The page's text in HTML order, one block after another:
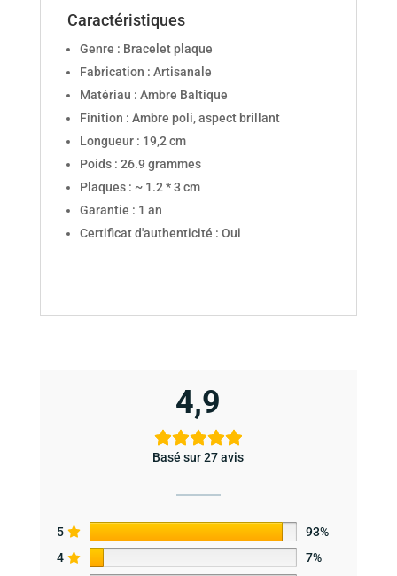
Caractéristiques
Genre : Bracelet plaque
Fabrication : Artisanale
Matériau : Ambre Baltique
Finition : Ambre poli, aspect brillant
Longueur : 19,2 cm
Poids : 26.9 grammes
Plaques : ~ 1.2 * 3 cm
Garantie : 1 an
Certificat d'authenticité : Oui
4,9
Basé sur 27 avis
5
93%
4
7%